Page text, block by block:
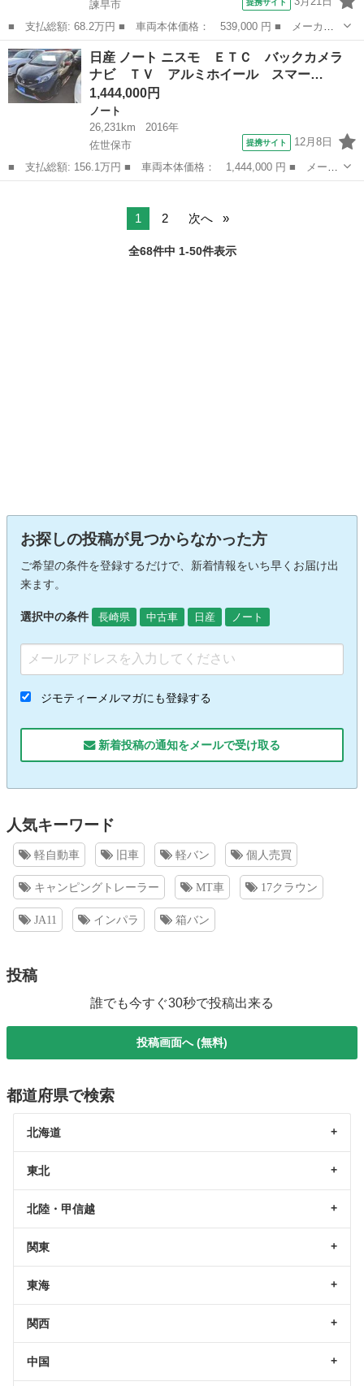
諫早市
提携サイト
■ 支払総額: 68.2万円 ■ 車両本体価格： 539,000 円 ■ メーカー
名： 日産 ■ 車種名： ノート ■ グレード名： Ｘ ＤＩＧ－
Ｓ ナビ バックモニター ＥＴＣ付ワンオーナー車 ■ 排気量：
1200cc...
長崎 諫早市 ノート
日産 ノート ニスモ ＥＴＣ バックカメラ
ナビ ＴＶ アルミホイール スマー…
1,444,000円
ノート
26,231km
2016年
佐世保市
提携サイト 12月8日
■ 支払総額: 156.1万円 ■ 車両本体価格： 1,444,000 円 ■ メーカ
ー名： 日産 ■ 車種名： ノート ■ グレード名： ニスモ ＥＴ
1 2 次へ
全68件中 1-50件表示
お探しの投稿が見つからなかった方
ご希望の条件を登録するだけで、新着情報をいち早くお届け出
来ます。
選択中の条件 長崎県 中古車 日産 ノート
ジモティーメルマガにも登録する
新着投稿の通知をメールで受け取る
人気キーワード
軽自動車 旧車 軽バン 個人売買
キャンピングトレーラー MT車 17クラウン
JA11 インパラ 箱バン
投稿
誰でも今すぐ30秒で投稿出来る
投稿画面へ (無料)
都道府県で検索
北海道
東北
北陸・甲信越
関東
東海
関西
中国